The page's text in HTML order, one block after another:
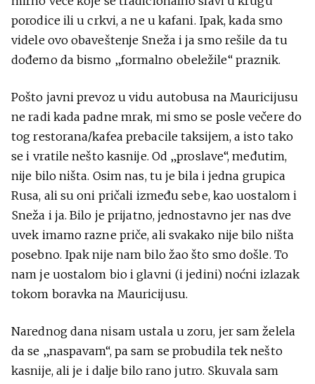
porodice ili u crkvi, a ne u kafani. Ipak, kada smo
videle ovo obaveštenje Sneža i ja smo rešile da tu
dođemo da bismo „formalno obeležile“ praznik.
Pošto javni prevoz u vidu autobusa na Mauricijusu
ne radi kada padne mrak, mi smo se posle večere do
tog restorana/kafea prebacile taksijem, a isto tako
se i vratile nešto kasnije. Od „proslave“, međutim,
nije bilo ništa. Osim nas, tu je bila i jedna grupica
Rusa, ali su oni pričali između sebe, kao uostalom i
Sneža i ja. Bilo je prijatno, jednostavno jer nas dve
uvek imamo razne priče, ali svakako nije bilo ništa
posebno. Ipak nije nam bilo žao što smo došle. To
nam je uostalom bio i glavni (i jedini) noćni izlazak
tokom boravka na Mauricijusu.
Narednog dana nisam ustala u zoru, jer sam želela
da se „naspavam“, pa sam se probudila tek nešto
kasnije, ali je i dalje bilo rano jutro. Skuvala sam